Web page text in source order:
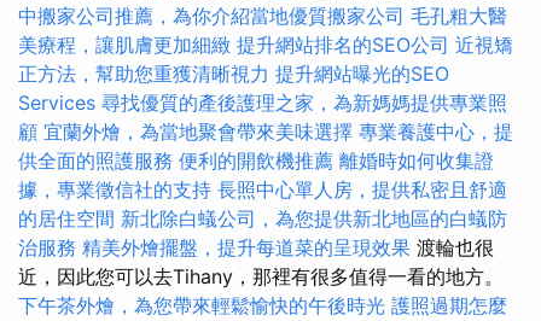
中搬家公司推薦，為你介紹當地優質搬家公司 毛孔粗大醫
美療程，讓肌膚更加細緻 提升網站排名的SEO公司 近視矯
正方法，幫助您重獲清晰視力 提升網站曝光的SEO
Services 尋找優質的產後護理之家，為新媽媽提供專業照
顧 宜蘭外燴，為當地聚會帶來美味選擇 專業養護中心，提
供全面的照護服務 便利的開飲機推薦 離婚時如何收集證
據，專業徵信社的支持 長照中心單人房，提供私密且舒適
的居住空間 新北除白蟻公司，為您提供新北地區的白蟻防
治服務 精美外燴擺盤，提升每道菜的呈現效果 渡輪也很
近，因此您可以去Tihany，那裡有很多值得一看的地方。
下午茶外燴，為您帶來輕鬆愉快的午後時光 護照過期怎麼